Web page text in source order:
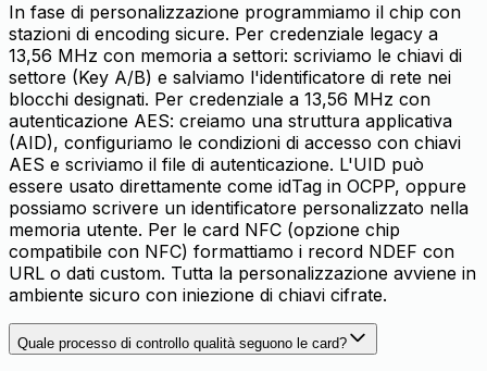
In fase di personalizzazione programmiamo il chip con
stazioni di encoding sicure. Per credenziale legacy a
13,56 MHz con memoria a settori: scriviamo le chiavi di
settore (Key A/B) e salviamo l'identificatore di rete nei
blocchi designati. Per credenziale a 13,56 MHz con
autenticazione AES: creiamo una struttura applicativa
(AID), configuriamo le condizioni di accesso con chiavi
AES e scriviamo il file di autenticazione. L'UID può
essere usato direttamente come idTag in OCPP, oppure
possiamo scrivere un identificatore personalizzato nella
memoria utente. Per le card NFC (opzione chip
compatibile con NFC) formattiamo i record NDEF con
URL o dati custom. Tutta la personalizzazione avviene in
ambiente sicuro con iniezione di chiavi cifrate.
Quale processo di controllo qualità seguono le card?